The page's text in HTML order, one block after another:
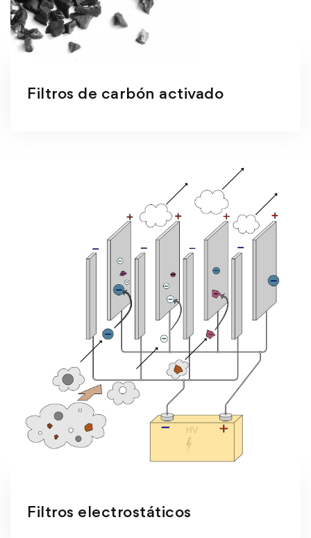
Filtros de carbón activado
Filtros electrostáticos